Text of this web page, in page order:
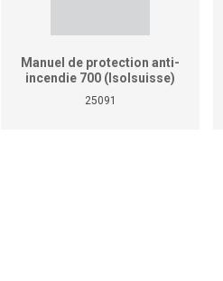
Manuel de protection anti-
incendie 700 (Isolsuisse)
25091